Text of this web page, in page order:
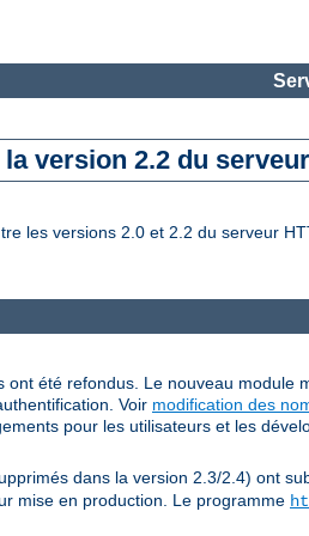
version 2.2 du
les versions 2.0 et 2.2 du serveur
été refondus. Le nouveau
Voir modification des
pour les utilisateurs et les
dans la version 2.3/2.4) ont
mise en production. Le programme